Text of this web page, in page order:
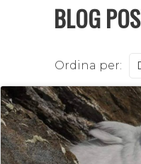
BLOG
Ordina per: